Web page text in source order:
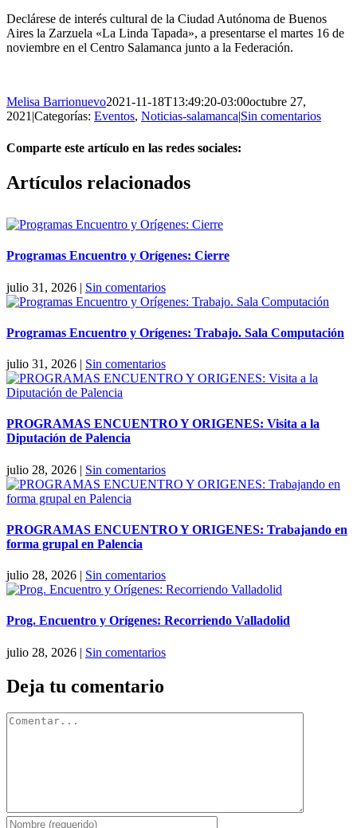
Declárese de interés cultural de la Ciudad Autónoma de Buenos
Aires la Zarzuela «La Linda Tapada», a presentarse el martes 16 de
noviembre en el Centro Salamanca junto a la Federación.
Melisa Barrionuevo2021-11-18T13:49:20-03:00octubre 27,
2021|Categorías: Eventos, Noticias-salamanca|Sin comentarios
Comparte este artículo en las redes sociales:
Facebook
X
Reddit
LinkedIn
Pinterest
Vk
Artículos relacionados
Programas Encuentro y Orígenes: Cierre
julio 31, 2026 | Sin comentarios
Programas Encuentro y Orígenes: Trabajo. Sala Computación
julio 31, 2026 | Sin comentarios
PROGRAMAS ENCUENTRO Y ORIGENES: Visita a la
Diputación de Palencia
julio 28, 2026 | Sin comentarios
PROGRAMAS ENCUENTRO Y ORIGENES: Trabajando en
forma grupal en Palencia
julio 28, 2026 | Sin comentarios
Prog. Encuentro y Orígenes: Recorriendo Valladolid
julio 28, 2026 | Sin comentarios
Deja tu comentario
Comentar